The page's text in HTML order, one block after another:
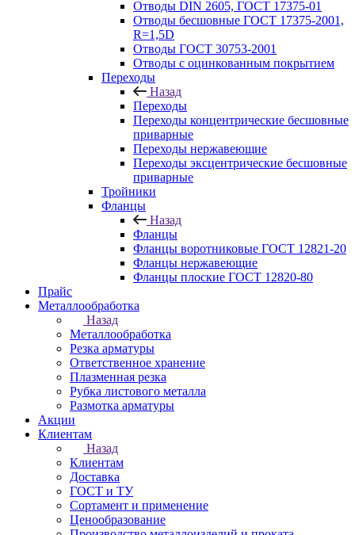
Отводы DIN 2605, ГОСТ 17375-01
Отводы бесшовные ГОСТ 17375-2001,
R=1,5D
Отводы ГОСТ 30753-2001
Отводы с оцинкованным покрытием
Переходы
Назад
Переходы
Переходы концентрические бесшовные
приварные
Переходы нержавеющие
Переходы эксцентрические бесшовные
приварные
Тройники
Фланцы
Назад
Фланцы
Фланцы воротниковые ГОСТ 12821-20
Фланцы нержавеющие
Фланцы плоские ГОСТ 12820-80
Прайс
Металлообработка
Назад
Металлообработка
Резка арматуры
Ответственное хранение
Плазменная резка
Рубка листового металла
Размотка арматуры
Акции
Клиентам
Назад
Клиентам
Доставка
ГОСТ и ТУ
Сортамент и применение
Ценообразование